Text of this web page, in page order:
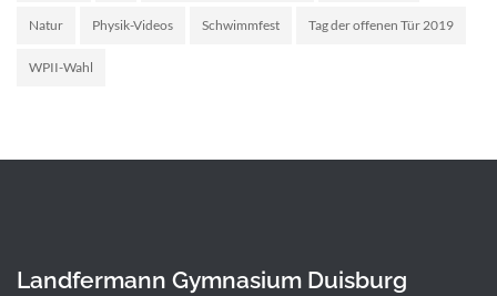
Natur Physik-Videos Schwimmfest Tag der offenen Tür 2019
WPII-Wahl
Landfermann Gymnasium Duisburg